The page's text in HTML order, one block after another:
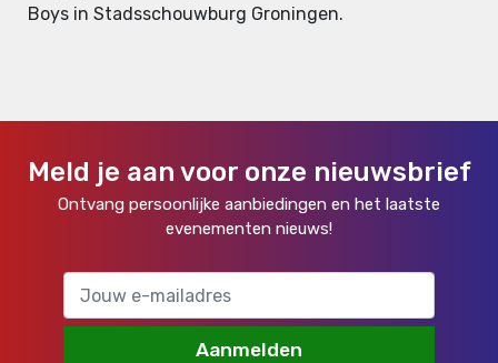
Boys in Stadsschouwburg Groningen.
Meld je aan voor onze nieuwsbrief
Ontvang persoonlijke aanbiedingen en het laatste
evenementen nieuws!
Aanmelden